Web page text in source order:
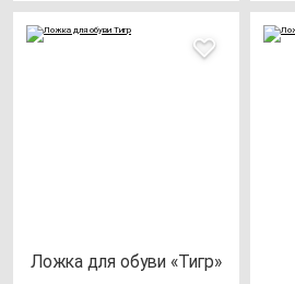
Лож­ка для обу­ви «Тигр»